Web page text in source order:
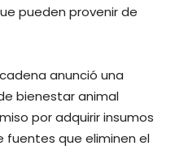
pueden provenir de
anunció una
bienestar animal
por adquirir insumos
que eliminen el